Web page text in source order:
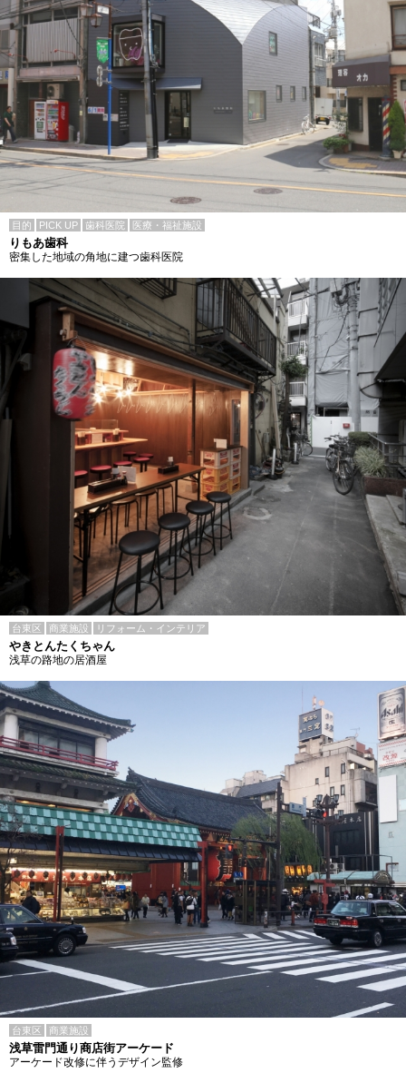
目的 PICK UP 歯科医院 医療・福祉施設
りもあ歯科
密集した地域の角地に建つ歯科医院
台東区 商業施設 リフォーム・インテリア
やきとんたくちゃん
浅草の路地の居酒屋
台東区 商業施設
浅草雷門通り商店街アーケード
アーケード改修に伴うデザイン監修